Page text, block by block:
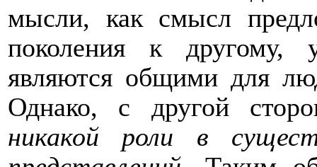
мысли, как смысл
поколения к другому,
являются общими для
Однако, с другой
никакой роли в